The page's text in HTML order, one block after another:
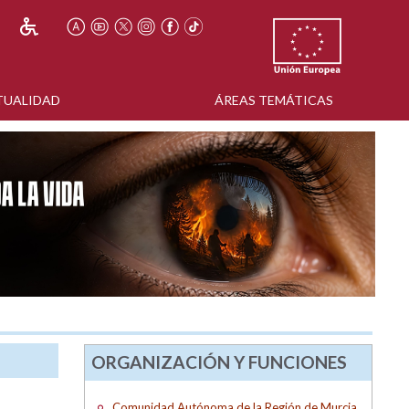
ÁREAS TEMÁTICAS
ORGANIZACIÓN Y FUNCIONES